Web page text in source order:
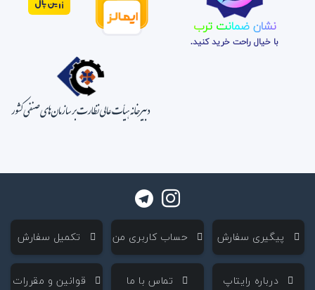
نشان ضمانت ترب
با خیال راحت خرید کنید.
‌ پیگیری سفارش ‌ حساب کاربری من ‌ تکمیل سفارش
‌ درباره رایتاپ ‌ تماس با ما ‌ قوانین و مقررات